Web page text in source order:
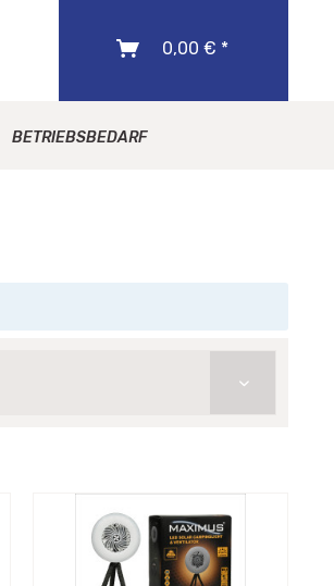
0,00 € *
BETRIEBSBEDARF